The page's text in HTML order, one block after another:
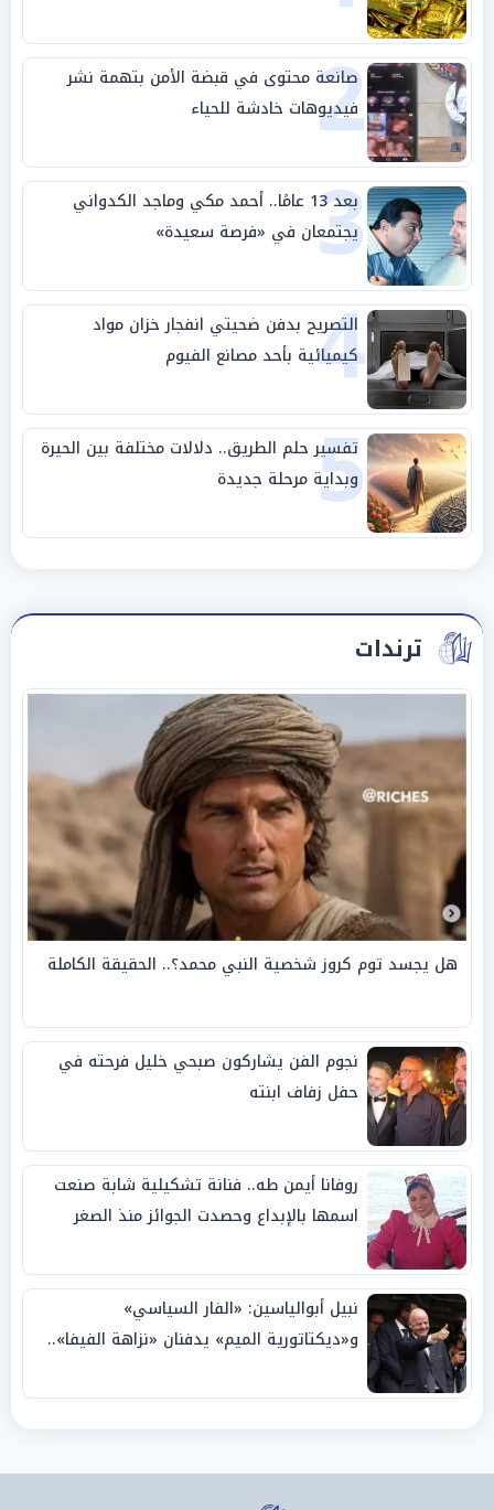
2
صانعة محتوى في قبضة الأمن بتهمة نشر
فيديوهات خادشة للحياء
3 بعد 13 عامًا.. أحمد مكي وماجد الكدواني
يجتمعان في «فرصة سعيدة»
4
التصريح بدفن ضحيتي انفجار خزان مواد
كيميائية بأحد مصانع الفيوم
5
تفسير حلم الطريق.. دلالات مختلفة بين الحيرة
وبداية مرحلة جديدة
ترندات
هل يجسد توم كروز شخصية النبي محمد؟.. الحقيقة الكاملة
نجوم الفن يشاركون صبحي خليل فرحته في
حفل زفاف ابنته
روفانا أيمن طه.. فنانة تشكيلية شابة صنعت
اسمها بالإبداع وحصدت الجوائز منذ الصغر
نبيل أبوالياسين: «الفار السياسي»
و«ديكتاتورية الميم» يدفنان «نزاهة الفيفا»..